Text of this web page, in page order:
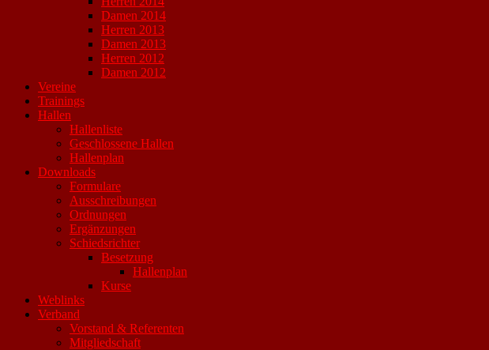
Damen 2014
Herren 2013
Damen 2013
Herren 2012
Damen 2012
Vereine
Trainings
Hallen
Hallenliste
Geschlossene Hallen
Hallenplan
Downloads
Formulare
Ausschreibungen
Ordnungen
Ergänzungen
Schiedsrichter
Besetzung
Hallenplan
Kurse
Weblinks
Verband
Vorstand & Referenten
Mitgliedschaft